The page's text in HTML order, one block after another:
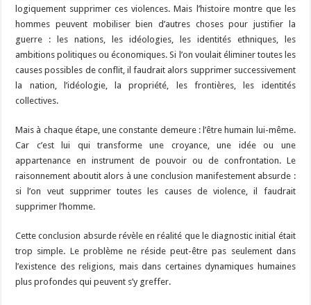
logiquement supprimer ces violences. Mais l’histoire montre que les
hommes peuvent mobiliser bien d’autres choses pour justifier la
guerre : les nations, les idéologies, les identités ethniques, les
ambitions politiques ou économiques. Si l’on voulait éliminer toutes les
causes possibles de conflit, il faudrait alors supprimer successivement
la nation, l’idéologie, la propriété, les frontières, les identités
collectives.
Mais à chaque étape, une constante demeure : l’être humain lui-même.
Car c’est lui qui transforme une croyance, une idée ou une
appartenance en instrument de pouvoir ou de confrontation. Le
raisonnement aboutit alors à une conclusion manifestement absurde :
si l’on veut supprimer toutes les causes de violence, il faudrait
supprimer l’homme.
Cette conclusion absurde révèle en réalité que le diagnostic initial était
trop simple. Le problème ne réside peut-être pas seulement dans
l’existence des religions, mais dans certaines dynamiques humaines
plus profondes qui peuvent s’y greffer.